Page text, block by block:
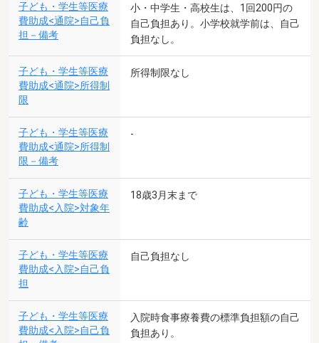
子ども・学生等医療
費助成<通院>自己負
担－備考
小・中学生・高校生は、1回200円の
自己負担あり。小学校就学前は、自己
負担なし。
子ども・学生等医療
費助成<通院>所得制
限
所得制限なし
子ども・学生等医療
費助成<通院>所得制
限－備考
-
子ども・学生等医療
費助成<入院>対象年
齢
18歳3月末まで
子ども・学生等医療
費助成<入院>自己負
担
自己負担なし
子ども・学生等医療
費助成<入院>自己負
入院時食事療養費の標準負担額の自己
負担あり。